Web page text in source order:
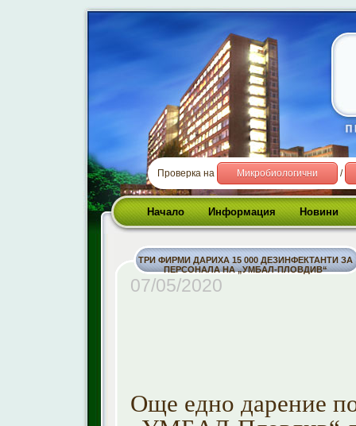
Проверка на Микробиологични /
Начало Информация Новини
ТРИ ФИРМИ ДАРИХА 15 000 ДЕЗИНФЕКТАНТИ ЗА
ПЕРСОНАЛА НА „УМБАЛ-ПЛОВДИВ“
07/05/2020
Още едно дарение